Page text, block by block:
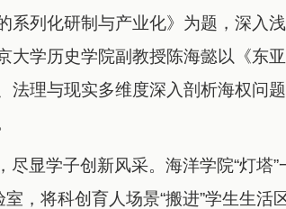
系列化研制与产业化》为题，深入
大学历史学院副教授陈海懿以《东
法理与现实多维度深入剖析海权问
尽显学子创新风采。海洋学院“灯塔
，将科创育人场景“搬进”学生生活